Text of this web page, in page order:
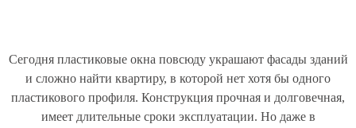
Сегодня пластиковые окна повсюду украшают фасады зданий
и сложно найти квартиру, в которой нет хотя бы одного
пластикового профиля. Конструкция прочная и долговечная,
имеет длительные сроки эксплуатации. Но даже в